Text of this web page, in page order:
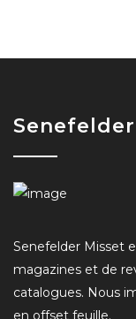
Senefelder Misset
magazines et de
catalogues. Nous
en offset feuille.